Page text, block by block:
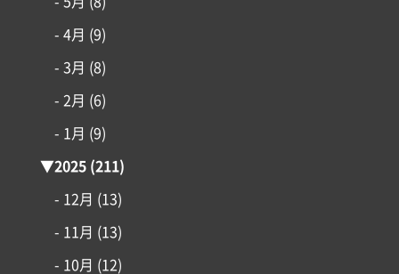
コンセプト
はじめての家づくり
リフォーム・リノベーション
- 4月 (9)
- 3月 (8)
- 2月 (6)
- 1月 (9)
▼2025(211)
- 12月 (13)
- 11月 (13)
- 10月 (12)